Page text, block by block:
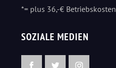
*= plus 36,-€ Betriebskosten
SOZIALE MEDIEN